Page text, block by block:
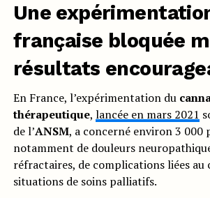
Une
française bloquée
résultats
En France, l’expérimentation du
thérapeutique, lancée en mars 2021
de l’ANSM, a concerné environ 3
notamment de douleurs
réfractaires, de complications liées au
situations de soins palliatifs.